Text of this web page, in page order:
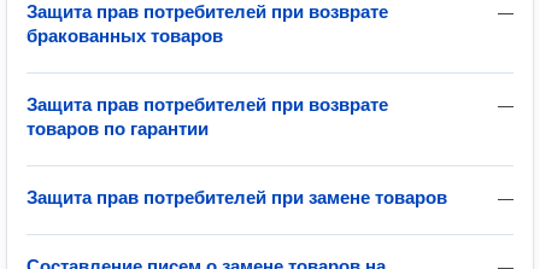
—
Защита прав потребителей при возврате
бракованных товаров
—
Защита прав потребителей при возврате
товаров по гарантии
—
Защита прав потребителей при замене товаров